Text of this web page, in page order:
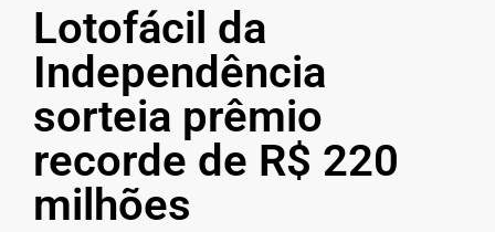
Lotofácil da
Independência
sorteia prêmio
recorde de R$ 220
milhões